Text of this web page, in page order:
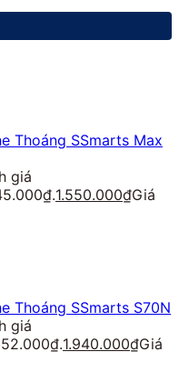
Thoáng SSmarts Max
giá
1.550.000₫Giá
Thoáng SSmarts S70N
giá
1.940.000₫Giá